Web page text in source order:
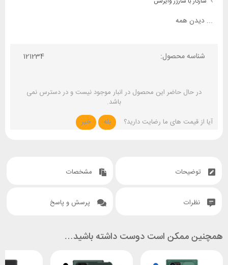
... دیدن همه
شناسه محصول: 121234
در حال حاضر این محصول در انبار موجود نیست و در دسترس نمی
باشد.
آیا از قیمت های ما رضایت دارید؟
بله خیر
توضیحات مشخصات
نظرات پرسش و پاسخ
همچنین ممکن است دوست داشته باشید…